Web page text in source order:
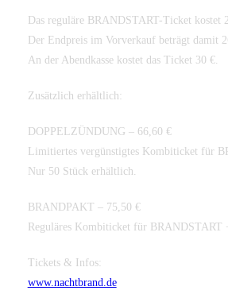
Das reguläre BRANDSTART-Ticket kostet
Der Endpreis im Vorverkauf beträgt damit
An der Abendkasse kostet das Ticket 30 €.
Zusätzlich erhältlich:
DOPPELZÜNDUNG – 66,60 €
Limitiertes vergünstigtes Kombiticket für
Nur 50 Stück erhältlich.
BRANDPAKT – 75,50 €
Reguläres Kombiticket für BRANDSTART
Tickets & Infos:
www.nachtbrand.de